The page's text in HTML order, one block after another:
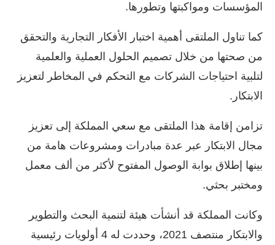
المؤسسات ومواكبتها وتطورها.
كما تناول الملتقى أهمية اختبار الأفكار التجارية والتحقق
من صحتها من خلال تصميم الحلول العملية والعلمية
لتلبية احتياجات الشركات مع التحكم في المخاطر لتعزيز
الابتكار.
تزامن إقامة هذا الملتقى مع سعي المملكة إلى تعزيز
مجال الابتكار عبر عدة مبادرات ومشروعات هامة من
بينها إطلاق بوابة الوصول المفتوح لأكثر من ألف معمل
ومختبر بحثي.
وكانت المملكة قد أنشأت هيئة لتنمية البحث والتطوير
والابتكار منتصف 2021، وحددت له 4 أولويات رئيسية